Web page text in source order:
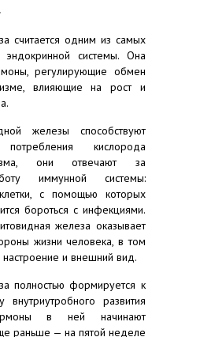
считается одним из самых
системы. Она
регулирующие обмен
влияющие на рост и
железы способствуют
потребления кислорода
они отвечают за
иммунной системы:
с помощью которых
бороться с инфекциями.
железа оказывает
жизни человека, в том
и внешний вид.
полностью формируется к
развития
в ней начинают
раньше — на пятой неделе